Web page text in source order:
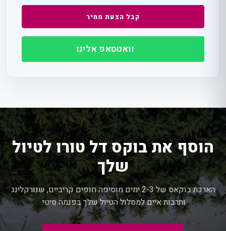
קבל הצעת מחיר
וואטסאפ אלינו
הוסף את בוקס דל טורו לטיול
שלך
הארכת בוקאס של 2-3 ימים מוסיפה חופים קריביים, שנורקלינג
ותרבות איים למסלול הטיול שלך בפנמה סיטי.